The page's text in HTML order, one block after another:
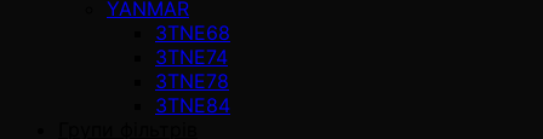
YANMAR
3TNE68
3TNE74
3TNE78
3TNE84